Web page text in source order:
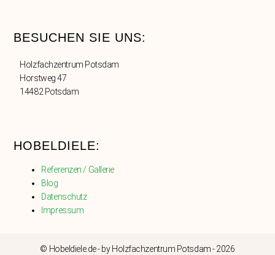
BESUCHEN SIE UNS:
Holzfachzentrum Potsdam
Horstweg 47
14482 Potsdam
HOBELDIELE:
Referenzen / Gallerie
Blog
Datenschutz
Impressum
© Hobeldiele.de - by Holzfachzentrum Potsdam - 2026